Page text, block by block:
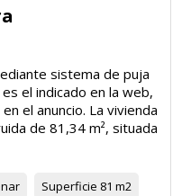
sistema de puja
el indicado en la web,
el anuncio. La vivienda
de 81,34 m², situada
Superficie 81 m2